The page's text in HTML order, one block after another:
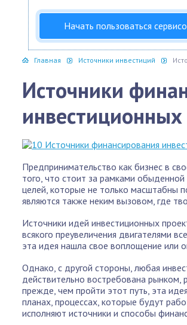
Начать пользоваться
Главная Источники инвестиций
Источники
Предпринимательство как бизнес в
того, что стоит за рамками
целей, которые не только масштабны
являются также неким вызовом, где
Источники идей инвестиционных
всякого преувеличения двигателями
эта идея нашла свое воплощение или
Однако, с другой стороны, любая
действительно востребована рынком,
прежде, чем пройти этот путь, эта
планах, процессах, которые будут
исполняют источники и способы